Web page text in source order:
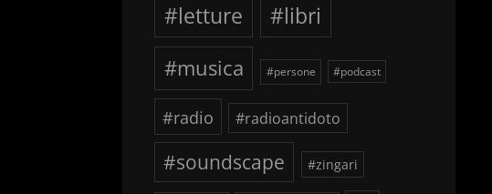
#letture
#libri
#musica
#persone #podcast
#radio #radioantidoto
#soundscape #zingari